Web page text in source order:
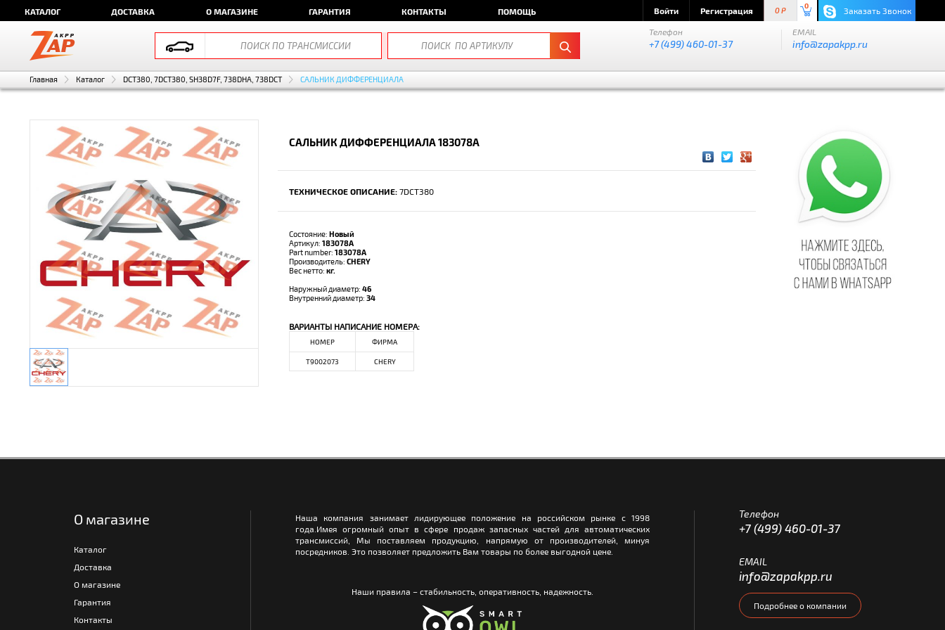
КАТАЛОГ ДОСТАВКА О МАГАЗИНЕ ГАРАНТИЯ КОНТАКТЫ ПОМОЩЬ Войти Регистрация 0 P
0 Заказать Звонок
Телефон
+7 (499) 460-01-37
EMAIL
info@zapakpp.ru
Главная Каталог DCT380, 7DCT380, SH38D7F, 738DHA, 738DCT САЛЬНИК ДИФФЕРЕНЦИАЛА
САЛЬНИК ДИФФЕРЕНЦИАЛА 183078A
ТЕХНИЧЕСКОЕ ОПИСАНИЕ: 7DCT380
Состояние: Новый
Артикул: 183078A
Part number: 183078A
Производитель: CHERY
Вес нетто: кг.
Наружный диаметр: 46
Внутренний диаметр: 34
ВАРИАНТЫ НАПИСАНИЕ НОМЕРА:
НОМЕР ФИРМА
T9002073 CHERY
О магазине
Каталог
Доставка
О магазине
Гарантия
Контакты
Наша компания занимает лидирующее положение на российском рынке с 1998
года.Имея огромный опыт в сфере продаж запасных частей для автоматических
трансмиссий, Мы поставляем продукцию, напрямую от производителей, минуя
посредников. Это позволяет предложить Вам товары по более выгодной цене.
Наши правила – стабильность, оперативность, надежность.
Телефон
+7 (499) 460-01-37
EMAIL
info@zapakpp.ru
Подробнее о компании